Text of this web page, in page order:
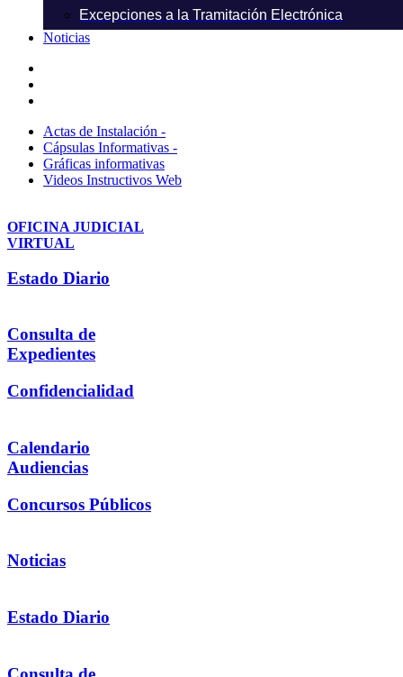
Excepciones a la Tramitación Electrónica
Noticias
Actas de Instalación -
Cápsulas Informativas -
Gráficas informativas
Videos Instructivos Web
OFICINA JUDICIAL
VIRTUAL
Estado Diario
Consulta de
Expedientes
Confidencialidad
Calendario
Audiencias
Concursos Públicos
Noticias
Estado Diario